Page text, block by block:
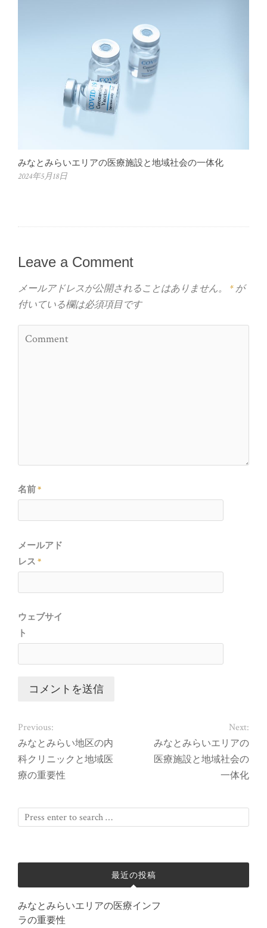
みなとみらいエリアの医療施設と地域社会の一体化
2024年5月18日
Leave a Comment
メールアドレスが公開されることはありません。 *が
付いている欄は必須項目です
名前*
メールアド
レス *
ウェブサイ
ト
Previous:
みなとみらい地区の内
科クリニックと地域医
療の重要性
Next:
みなとみらいエリアの
医療施設と地域社会の
一体化
最近の投稿
みなとみらいエリアの医療インフ
ラの重要性